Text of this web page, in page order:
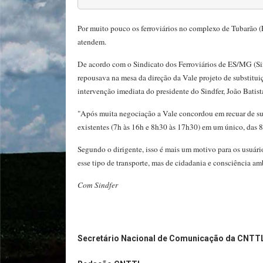
Por muito pouco os ferroviários no complexo de Tubarão
atendem.
De acordo com o Sindicato dos Ferroviários de ES/MG
repousava na mesa da direção da Vale projeto de
intervenção imediata do presidente do Sindfer, João
"Após muita negociação a Vale concordou em recuar de
existentes (7h às 16h e 8h30 às 17h30) em um único, das
Segundo o dirigente, isso é mais um motivo para os
esse tipo de transporte, mas de cidadania e consciência
Com Sindfer
Secretário Nacional de Comunicação da